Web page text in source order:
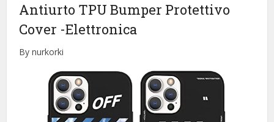
Antiurto TPU Bumper Protettivo
Cover -Elettronica
By nurkorki